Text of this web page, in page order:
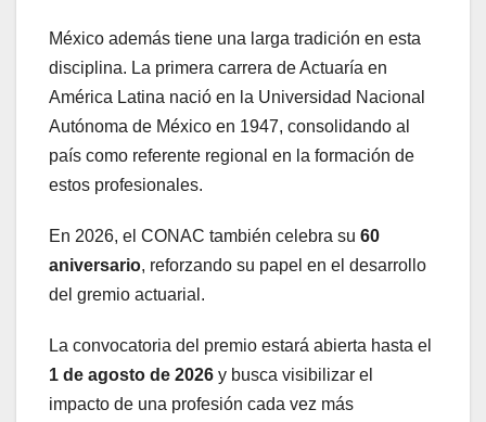
México además tiene una larga tradición en esta
disciplina. La primera carrera de Actuaría en
América Latina nació en la Universidad Nacional
Autónoma de México en 1947, consolidando al
país como referente regional en la formación de
estos profesionales.
En 2026, el CONAC también celebra su 60
aniversario, reforzando su papel en el desarrollo
del gremio actuarial.
La convocatoria del premio estará abierta hasta el
1 de agosto de 2026 y busca visibilizar el
impacto de una profesión cada vez más